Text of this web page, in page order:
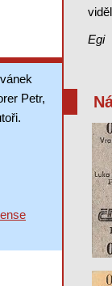
Egi
Petr,